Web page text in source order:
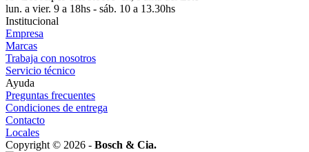
lun. a vier. 9 a 18hs - sáb. 10 a 13.30hs
Institucional
Empresa
Marcas
Trabaja con nosotros
Servicio técnico
Ayuda
Preguntas frecuentes
Condiciones de entrega
Contacto
Locales
Copyright © 2026 - Bosch & Cia.